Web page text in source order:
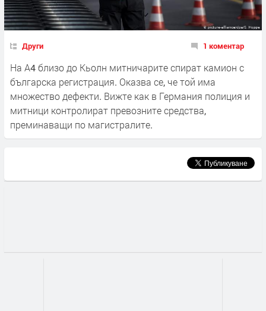
Други 1 коментар
На А4 близо до Кьолн митничарите спират камион с
българска регистрация. Оказва се, че той има
множество дефекти. Вижте как в Германия полиция и
митници контролират превозните средства,
преминаващи по магистралите.